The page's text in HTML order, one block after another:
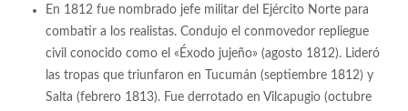
En 1812 fue nombrado jefe militar del Ejército Norte para
combatir a los realistas. Condujo el conmovedor repliegue
civil conocido como el «Éxodo jujeño» (agosto 1812). Lideró
las tropas que triunfaron en Tucumán (septiembre 1812) y
Salta (febrero 1813). Fue derrotado en Vilcapugio (octubre